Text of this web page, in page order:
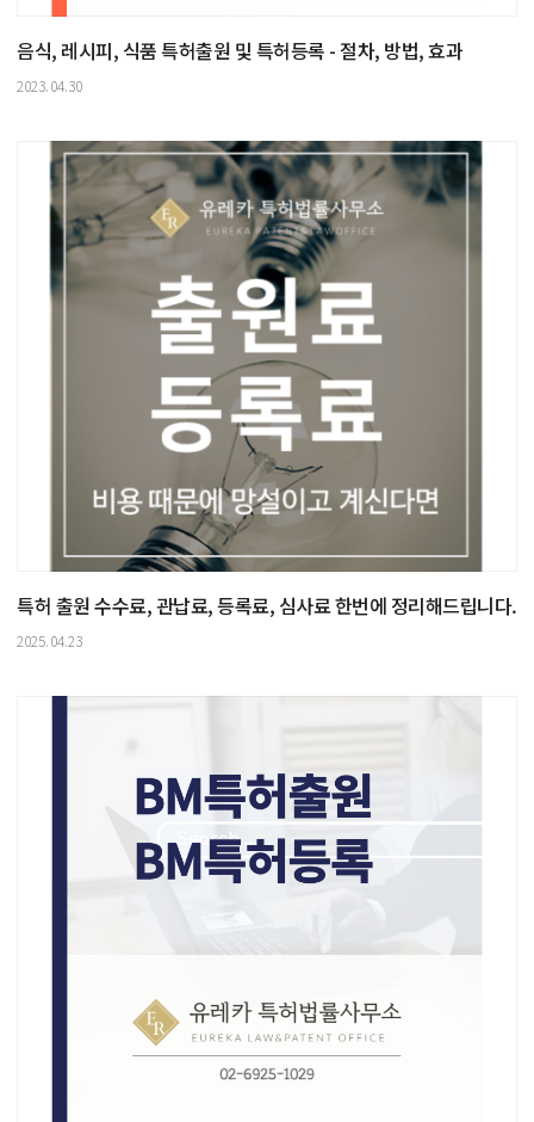
음식, 레시피, 식품 특허출원 및 특허등록 - 절차, 방법, 효과
2023.04.30
특허 출원 수수료, 관납료, 등록료, 심사료 한번에 정리해드립니다.
2025.04.23